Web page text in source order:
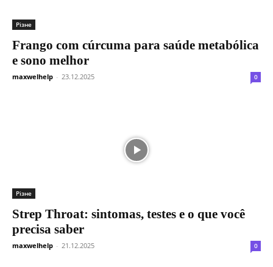
Різне
Frango com cúrcuma para saúde metabólica
e sono melhor
maxwelhelp - 23.12.2025 0
Різне
Strep Throat: sintomas, testes e o que você
precisa saber
maxwelhelp - 21.12.2025 0